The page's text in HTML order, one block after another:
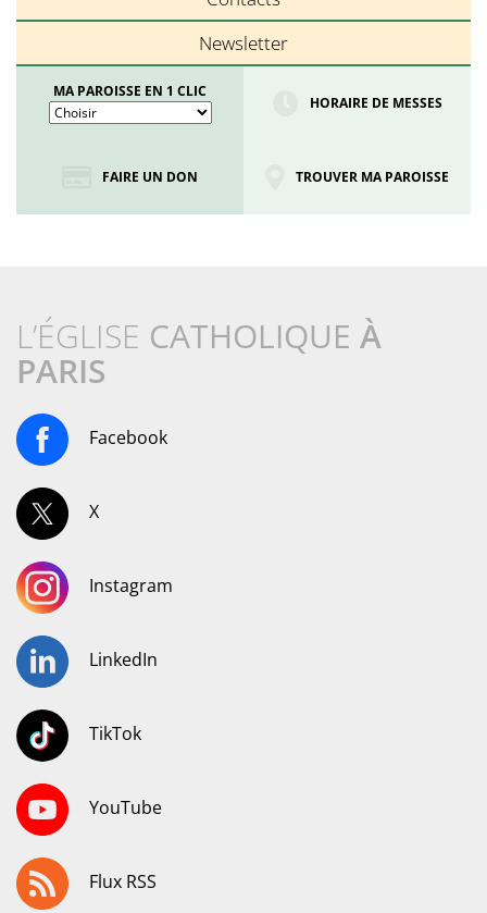
Newsletter
MA PAROISSE EN 1 CLIC
HORAIRE DE MESSES
FAIRE UN DON TROUVER MA PAROISSE
L’ÉGLISE CATHOLIQUE À
PARIS
Facebook
X
Instagram
LinkedIn
TikTok
YouTube
Flux RSS